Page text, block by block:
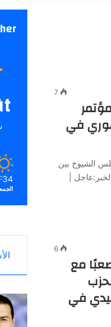
7
في
الشيوخ بين
|
6
مع
في
34